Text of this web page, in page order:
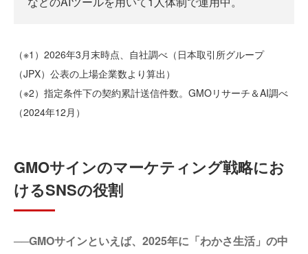
（※1）2026年3⽉末時点、自社調べ（日本取引所グループ
（JPX）公表の上場企業数より算出）
（※2）指定条件下の契約累計送信件数。GMOリサーチ＆AI調べ
（2024年12月）
GMOサインのマーケティング戦略にお
けるSNSの役割
──GMOサインといえば、2025年に「わかさ生活」の中